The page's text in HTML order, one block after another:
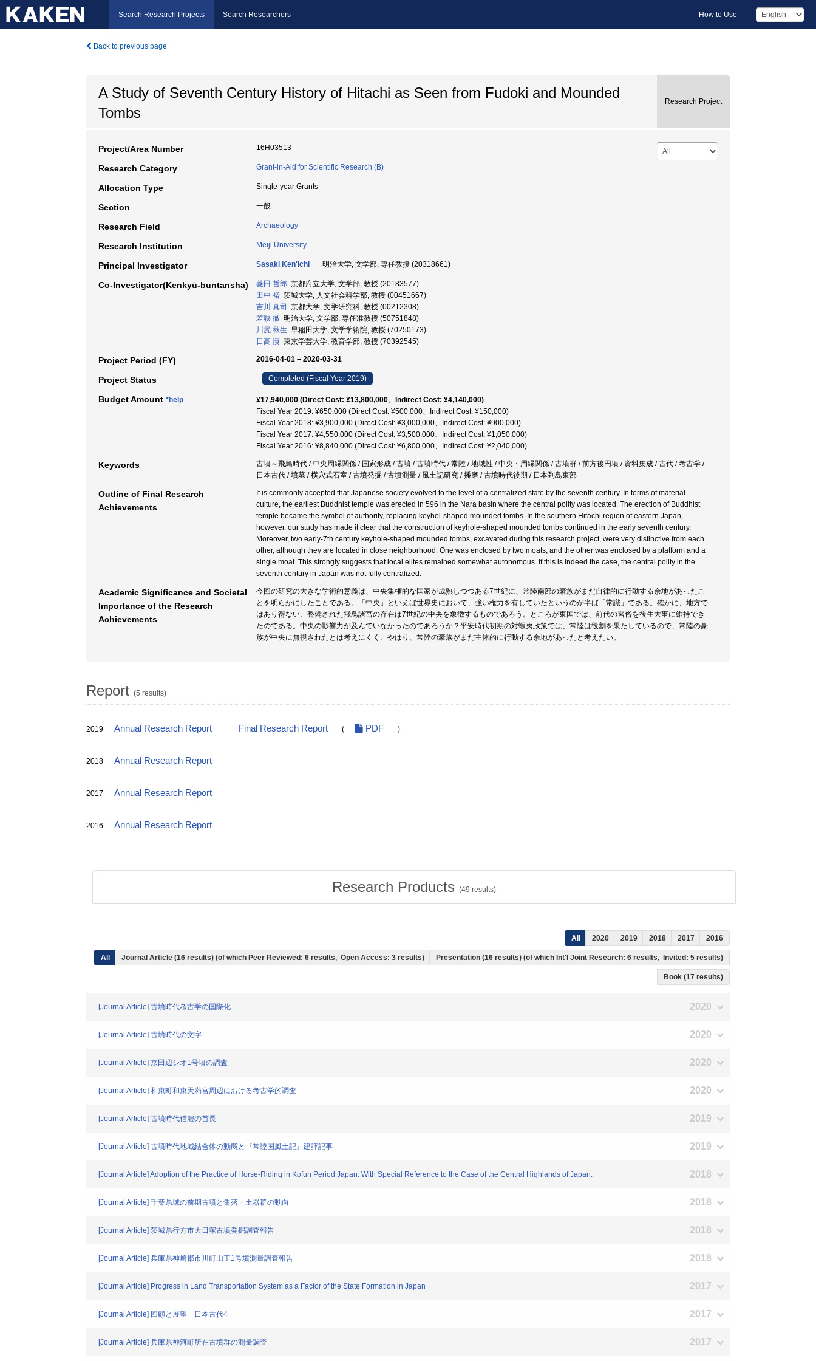
Search Research Projects Search Researchers How to Use
Back to previous page
A Study of Seventh Century History of Hitachi as Seen from Fudoki and Mounded
Tombs
Research Project
Project/Area Number 16H03513
Research Category Grant-in-Aid for Scientific Research (B)
Allocation Type Single-year Grants
Section 一般
Research Field Archaeology
Research Institution Meiji University
Principal Investigator Sasaki Ken'ichi 明治大学, 文学部, 専任教授 (20318661)
Co-Investigator(Kenkyū-buntansha) 菱田 哲郎 京都府立大学, 文学部, 教授 (20183577)
田中 裕 茨城大学, 人文社会科学部, 教授 (00451667)
吉川 真司
京都大学, 文学研究科, 教授 (00212308)
若狭 徹 明治大学, 文学部, 専任准教授 (50751848)
川尻 秋生 早稲田大学, 文学学術院, 教授 (70250173)
日高 慎 東京学芸大学, 教育学部, 教授 (70392545)
Project Period (FY) 2016-04-01 – 2020-03-31
Project Status Completed (Fiscal Year 2019)
Budget Amount *help
¥17,940,000 (Direct Cost: ¥13,800,000、Indirect Cost: ¥4,140,000)
Fiscal Year 2019: ¥650,000 (Direct Cost: ¥500,000、Indirect Cost: ¥150,000)
Fiscal Year 2018: ¥3,900,000 (Direct Cost: ¥3,000,000、Indirect Cost: ¥900,000)
Fiscal Year 2017: ¥4,550,000 (Direct Cost: ¥3,500,000、Indirect Cost: ¥1,050,000)
Fiscal Year 2016: ¥8,840,000 (Direct Cost: ¥6,800,000、Indirect Cost: ¥2,040,000)
Keywords
古墳～飛鳥時代 / 中央周縁関係 / 国家形成 / 古墳 / 古墳時代 / 常陸 / 地域性 / 中央・周縁関係 / 古墳群 / 前方後円墳 / 資料集成 / 古代 / 考古学 /
日本古代 / 墳墓 / 横穴式石室 / 古墳発掘 / 古墳測量 / 風土記研究 / 播磨 / 古墳時代後期 / 日本列島東部
Outline of Final Research
Achievements
It is commonly accepted that Japanese society evolved to the level of a centralized state by the seventh century. In terms of material
culture, the earliest Buddhist temple was erected in 596 in the Nara basin where the central polity was located. The erection of Buddhist
temple became the symbol of authority, replacing keyhol-shaped mounded tombs. In the southern Hitachi region of eastern Japan,
however, our study has made it clear that the construction of keyhole-shaped mounded tombs continued in the early seventh century.
Moreover, two early-7th century keyhole-shaped mounded tombs, excavated during this research project, were very distinctive from each
other, although they are located in close neighborhood. One was enclosed by two moats, and the other was enclosed by a platform and a
single moat. This strongly suggests that local elites remained somewhat autonomous. If this is indeed the case, the central polity in the
seventh century in Japan was not fully centralized.
Academic Significance and Societal
Importance of the Research
Achievements
今回の研究の大きな学術的意義は、中央集権的な国家が成熟しつつある7世紀に、常陸南部の豪族がまだ自律的に行動する余地があったこ
とを明らかにしたことである。「中央」といえば世界史において、強い権力を有していたというのが半ば「常識」である。確かに、地方で
はあり得ない、整備された飛鳥諸宮の存在は7世紀の中央を象徴するものであろう。ところが東国では、前代の習俗を後生大事に維持でき
たのである。中央の影響力が及んでいなかったのであろうか？平安時代初期の対蝦夷政策では、常陸は役割を果たしているので、常陸の豪
族が中央に無視されたとは考えにくく、やはり、常陸の豪族がまだ主体的に行動する余地があったと考えたい。
Report (5 results)
2019 Annual Research Report Final Research Report ( PDF )
2018 Annual Research Report
2017 Annual Research Report
2016 Annual Research Report
Research Products (49 results)
All 2020 2019 2018 2017 2016
All Journal Article (16 results) (of which Peer Reviewed: 6 results, Open Access: 3 results) Presentation (16 results) (of which Int'l Joint Research: 6 results, Invited: 5 results)
Book (17 results)
[Journal Article] 古墳時代考古学の国際化 2020
[Journal Article] 古墳時代の文字 2020
[Journal Article] 京田辺シオ1号墳の調査 2020
[Journal Article] 和束町和束天満宮周辺における考古学的調査 2020
[Journal Article] 古墳時代信濃の首長 2019
[Journal Article] 古墳時代地域結合体の動態と『常陸国風土記』建評記事 2019
[Journal Article] Adoption of the Practice of Horse-Riding in Kofun Period Japan: With Special Reference to the Case of the Central Highlands of Japan. 2018
[Journal Article] 千葉県域の前期古墳と集落・土器群の動向 2018
[Journal Article] 茨城県行方市大日塚古墳発掘調査報告 2018
[Journal Article] 兵庫県神崎郡市川町山王1号墳測量調査報告 2018
[Journal Article] Progress in Land Transportation System as a Factor of the State Formation in Japan 2017
[Journal Article] 回顧と展望 日本古代4 2017
[Journal Article] 兵庫県神河町所在古墳群の測量調査 2017